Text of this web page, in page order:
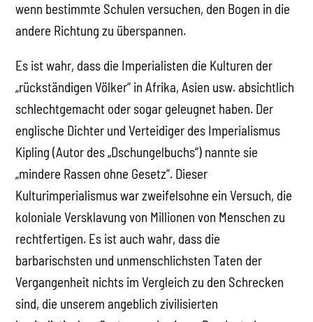
wenn bestimmte Schulen versuchen, den Bogen in die
andere Richtung zu überspannen.
Es ist wahr, dass die Imperialisten die Kulturen der
„rückständigen Völker“ in Afrika, Asien usw. absichtlich
schlechtgemacht oder sogar geleugnet haben. Der
englische Dichter und Verteidiger des Imperialismus
Kipling (Autor des „Dschungelbuchs“) nannte sie
„mindere Rassen ohne Gesetz“. Dieser
Kulturimperialismus war zweifelsohne ein Versuch, die
koloniale Versklavung von Millionen von Menschen zu
rechtfertigen. Es ist auch wahr, dass die
barbarischsten und unmenschlichsten Taten der
Vergangenheit nichts im Vergleich zu den Schrecken
sind, die unserem angeblich zivilisierten